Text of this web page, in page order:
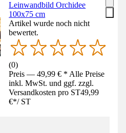
Leinwandbild Orchidee
100x75 cm
Artikel wurde noch nicht
bewertet.
(0)
Preis — 49,99 € * Alle Preise
inkl. MwSt. und ggf. zzgl.
Versandkosten pro ST49,99
€*/ ST